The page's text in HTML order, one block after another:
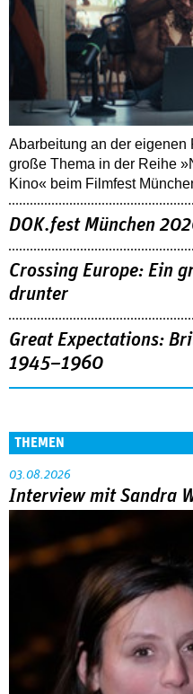
Abarbeitung an der eigenen
große Thema in der Reihe
Kino« beim Filmfest
DOK.fest München
Crossing Europe: Ein
drunter
Great Expectations:
1945–1960
THEMEN
03.08.2026
Interview mit Sandra